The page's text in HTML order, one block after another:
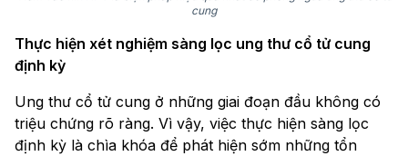
cung
Thực hiện xét nghiệm sàng lọc ung thư cổ tử cung
định kỳ
Ung thư cổ tử cung ở những giai đoạn đầu không có
triệu chứng rõ ràng. Vì vậy, việc thực hiện sàng lọc
định kỳ là chìa khóa để phát hiện sớm những tổn